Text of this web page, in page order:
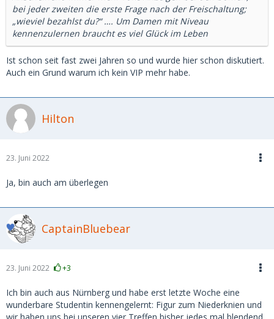
bei jeder zweiten die erste Frage nach der Freischaltung;
„wieviel bezahlst du?“ …. Um Damen mit Niveau
kennenzulernen braucht es viel Glück im Leben
Ist schon seit fast zwei Jahren so und wurde hier schon diskutiert.
Auch ein Grund warum ich kein VIP mehr habe.
Hilton
23. Juni 2022
Ja, bin auch am überlegen
CaptainBluebear
23. Juni 2022 +3
Ich bin auch aus Nürnberg und habe erst letzte Woche eine
wunderbare Studentin kennengelernt: Figur zum Niederknien und